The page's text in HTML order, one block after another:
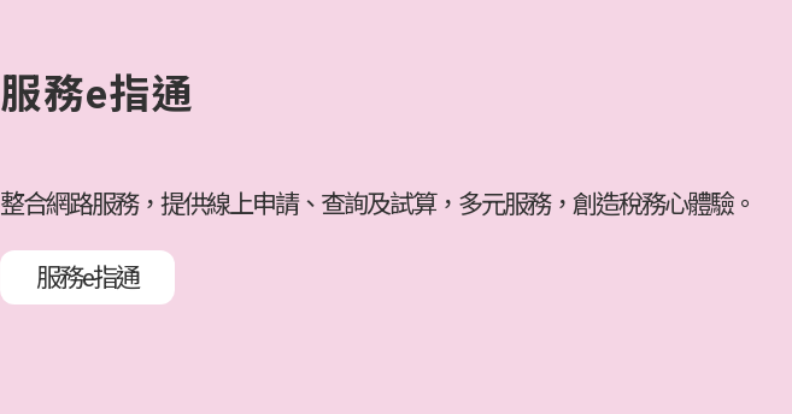
服務e指通
整合網路服務，提供線上申請、查詢及試算，多元服務，創造稅務心體驗。
服務e指通